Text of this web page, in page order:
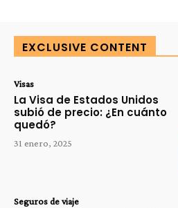
EXCLUSIVE CONTENT
Visas
La Visa de Estados Unidos
subió de precio: ¿En cuánto
quedó?
31 enero, 2025
Seguros de viaje